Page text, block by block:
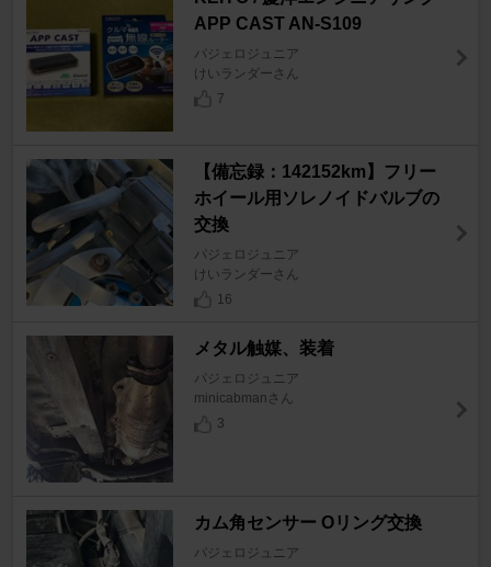
APP CAST AN-S109
パジェロジュニア
けいランダーさん
7
【備忘録：142152km】フリー
ホイール用ソレノイドバルブの
交換
パジェロジュニア
けいランダーさん
16
メタル触媒、装着
パジェロジュニア
minicabmanさん
3
カム角センサー Oリング交換
パジェロジュニア